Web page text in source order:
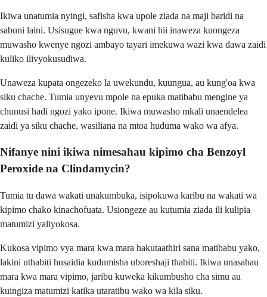
Ikiwa unatumia nyingi, safisha kwa upole ziada na maji baridi na
sabuni laini. Usisugue kwa nguvu, kwani hii inaweza kuongeza
muwasho kwenye ngozi ambayo tayari imekuwa wazi kwa dawa zaidi
kuliko ilivyokusudiwa.
Unaweza kupata ongezeko la uwekundu, kuungua, au kung'oa kwa
siku chache. Tumia unyevu mpole na epuka matibabu mengine ya
chunusi hadi ngozi yako ipone. Ikiwa muwasho mkali unaendelea
zaidi ya siku chache, wasiliana na mtoa huduma wako wa afya.
Nifanye nini ikiwa nimesahau kipimo cha Benzoyl
Peroxide na Clindamycin?
Tumia tu dawa wakati unakumbuka, isipokuwa karibu na wakati wa
kipimo chako kinachofuata. Usiongeze au kutumia ziada ili kulipia
matumizi yaliyokosa.
Kukosa vipimo vya mara kwa mara hakutaathiri sana matibabu yako,
lakini uthabiti husaidia kudumisha uboreshaji thabiti. Ikiwa unasahau
mara kwa mara vipimo, jaribu kuweka kikumbusho cha simu au
kuingiza matumizi katika utaratibu wako wa kila siku.